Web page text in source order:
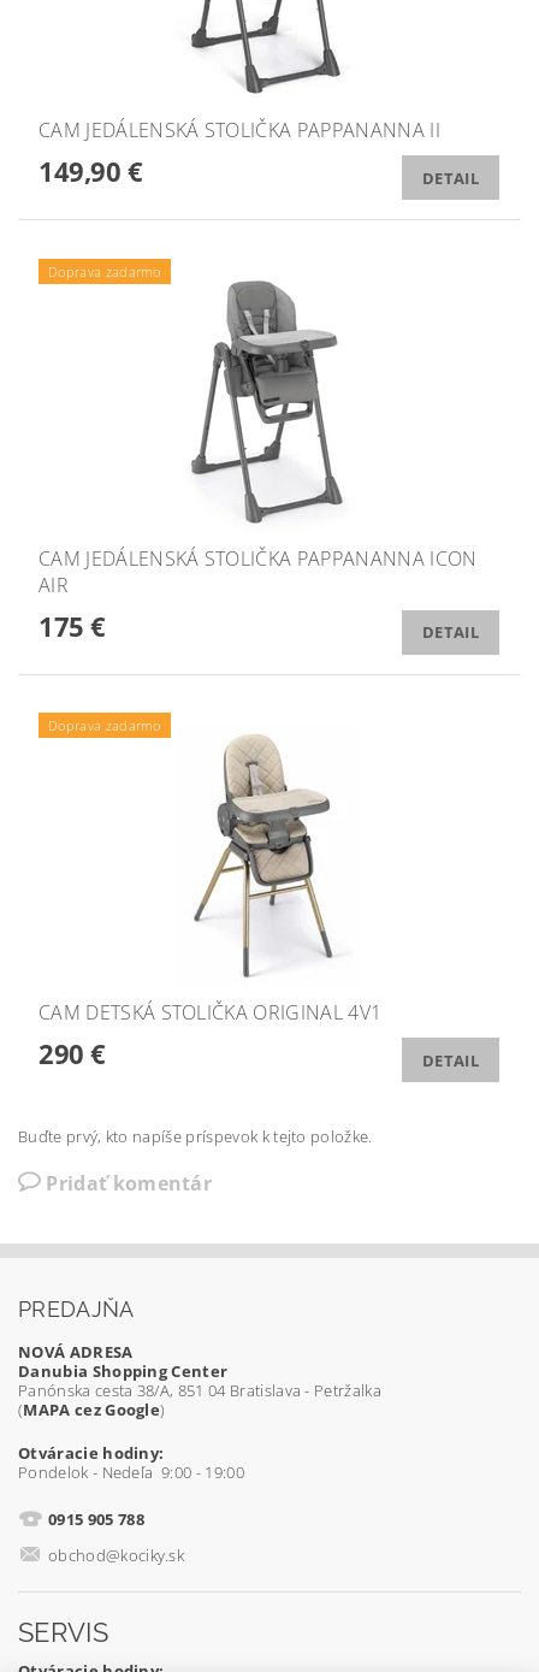
CAM JEDÁLENSKÁ STOLIČKA PAPPANANNA II
149,90 € DETAIL
Doprava zadarmo
CAM JEDÁLENSKÁ STOLIČKA PAPPANANNA ICON
AIR
175 € DETAIL
Doprava zadarmo
CAM DETSKÁ STOLIČKA ORIGINAL 4V1
290 € DETAIL
Buďte prvý, kto napíše príspevok k tejto položke.
Pridať komentár
PREDAJŇA
NOVÁ ADRESA
Danubia Shopping Center
Panónska cesta 38/A, 851 04 Bratislava - Petržalka
(MAPA cez Google)
Otváracie hodiny:
Pondelok - Nedeľa 9:00 - 19:00
0915 905 788
obchod@kociky.sk
SERVIS